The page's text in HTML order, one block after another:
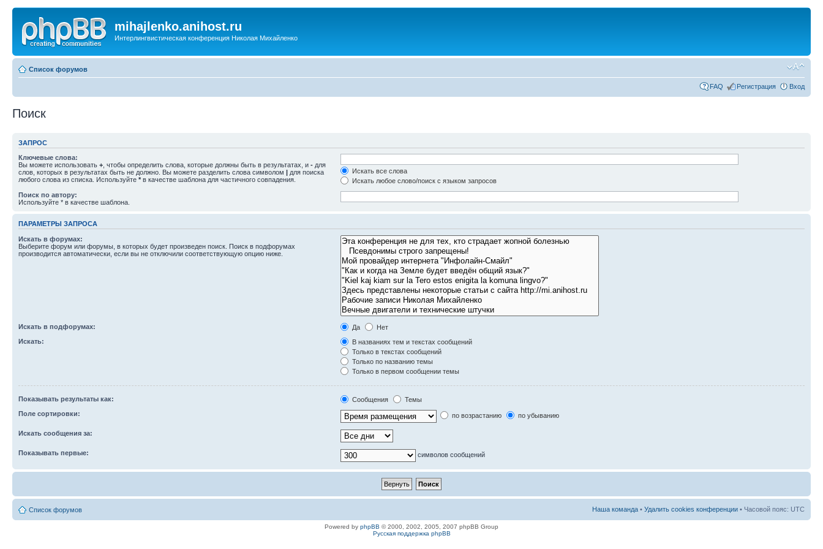
mihajlenko.anihost.ru
Интерлингвистическая конференция Николая Михайленко
Список форумов
FAQ Регистрация Вход
Поиск
ЗАПРОС
Ключевые слова:
Вы можете использовать + , чтобы определить слова, которые должны быть в результатах, и - для
слов, которых в результатах быть не должно. Вы можете разделить слова символом | для поиска
любого слова из списка. Используйте * в качестве шаблона для частичного совпадения.
Искать все слова
Искать любое слово/поиск с языком запросов
Поиск по автору:
Используйте * в качестве шаблона.
ПАРАМЕТРЫ ЗАПРОСА
Искать в форумах:
Выберите форум или форумы, в которых будет произведен поиск. Поиск в подфорумах
производится автоматически, если вы не отключили соответствующую опцию ниже.
Искать в подфорумах: Да
Нет
Искать:
В названиях тем и текстах сообщений
Только в текстах сообщений
Только по названию темы
Только в первом сообщении темы
Показывать результаты как: Сообщения
Темы
Поле сортировки:
по возрастанию по убыванию
Искать сообщения за:
Показывать первые: символов сообщений
Список форумов Наша команда • Удалить cookies конференции • Часовой пояс: UTC
Powered by phpBB © 2000, 2002, 2005, 2007 phpBB Group
Русская поддержка phpBB